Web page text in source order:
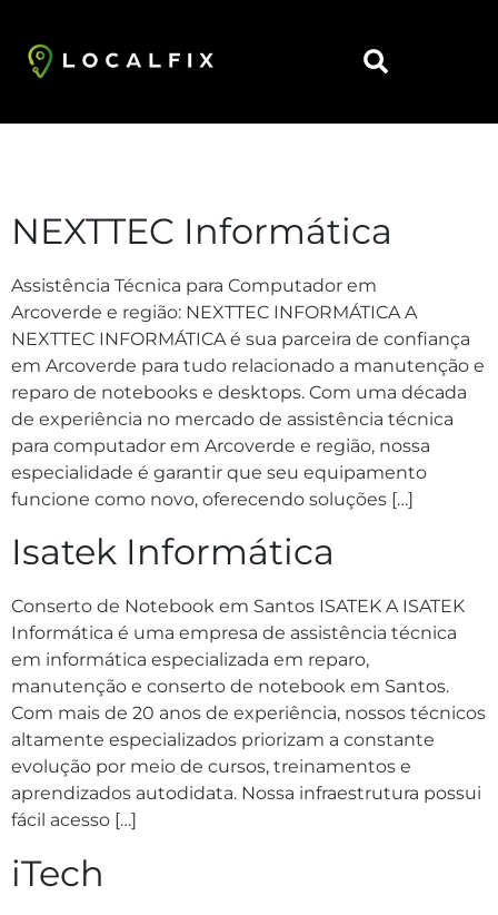
NEXTTEC Informática
Assistência Técnica para Computador em
Arcoverde e região: NEXTTEC INFORMÁTICA A
NEXTTEC INFORMÁTICA é sua parceira de confiança
em Arcoverde para tudo relacionado a manutenção e
reparo de notebooks e desktops. Com uma década
de experiência no mercado de assistência técnica
para computador em Arcoverde e região, nossa
especialidade é garantir que seu equipamento
funcione como novo, oferecendo soluções […]
Isatek Informática
Conserto de Notebook em Santos ISATEK A ISATEK
Informática é uma empresa de assistência técnica
em informática especializada em reparo,
manutenção e conserto de notebook em Santos.
Com mais de 20 anos de experiência, nossos técnicos
altamente especializados priorizam a constante
evolução por meio de cursos, treinamentos e
aprendizados autodidata. Nossa infraestrutura possui
fácil acesso […]
iTech